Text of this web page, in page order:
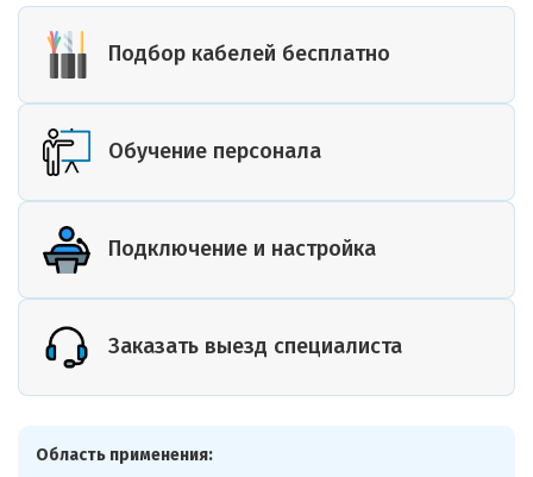
Подбор кабелей бесплатно
Обучение персонала
Подключение и настройка
Заказать выезд специалиста
Область применения: